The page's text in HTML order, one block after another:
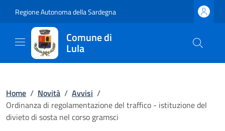
Regione Autonoma della Sardegna
Comune di
Lula
Home / Novità / Avvisi /
Ordinanza di regolamentazione del traffico - istituzione del
divieto di sosta nel corso gramsci